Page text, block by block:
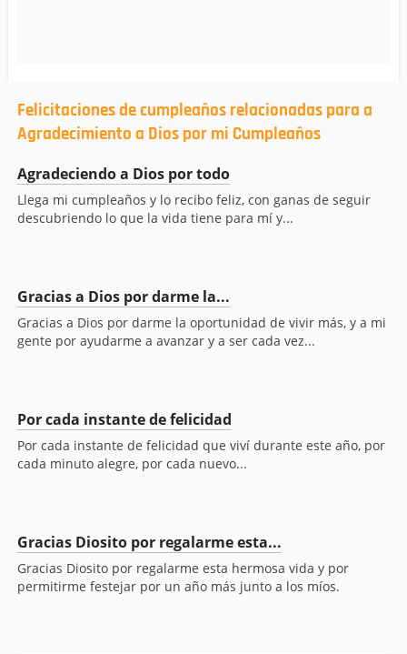
Felicitaciones de cumpleaños relacionadas para a
Agradecimiento a Dios por mi Cumpleaños
Agradeciendo a Dios por todo
Llega mi cumpleaños y lo recibo feliz, con ganas de seguir
descubriendo lo que la vida tiene para mí y...
Gracias a Dios por darme la...
Gracias a Dios por darme la oportunidad de vivir más, y a mi
gente por ayudarme a avanzar y a ser cada vez...
Por cada instante de felicidad
Por cada instante de felicidad que viví durante este año, por
cada minuto alegre, por cada nuevo...
Gracias Diosito por regalarme esta...
Gracias Diosito por regalarme esta hermosa vida y por
permitirme festejar por un año más junto a los míos.